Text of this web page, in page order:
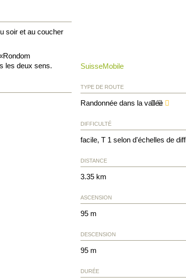
soir et au coucher
les deux sens. SuisseMobile
TYPE DE ROUTE
Randonnée dans la vallée
DIFFICULTÉ
facile, T 1 selon d'échelles de
DISTANCE
3.35 km
ASCENSION
95 m
DESCENSION
95 m
DURÉE